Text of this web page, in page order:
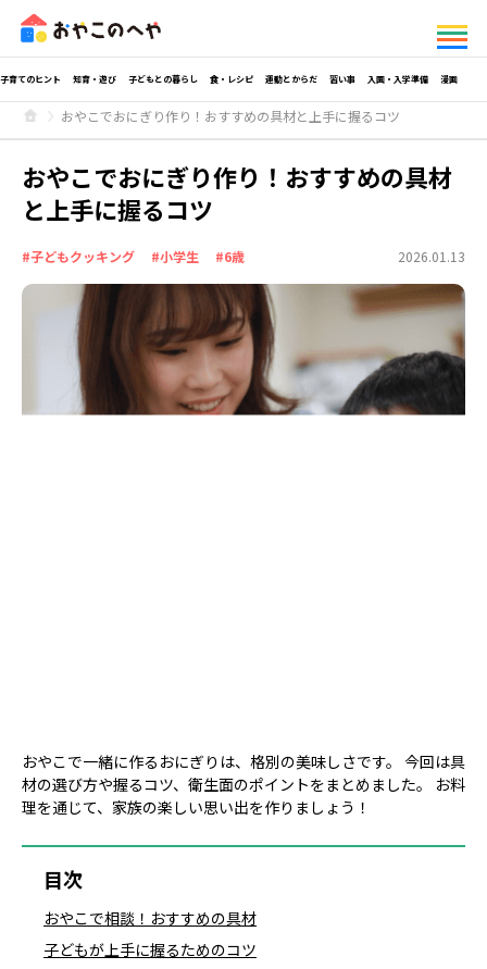
子育てのヒント 知育・遊び 子どもとの暮らし 食・レシピ 運動とからだ 習い事 入園・入学準備 漫画
おやこでおにぎり作り！おすすめの具材と上手に握るコツ
おやこでおにぎり作り！おすすめの具材
と上手に握るコツ
#子どもクッキング #小学生 #6歳 2026.01.13
おやこで一緒に作るおにぎりは、格別の美味しさです。 今回は具
材の選び方や握るコツ、衛生面のポイントをまとめました。 お料
理を通じて、家族の楽しい思い出を作りましょう！
目次
おやこで相談！おすすめの具材
子どもが上手に握るためのコツ